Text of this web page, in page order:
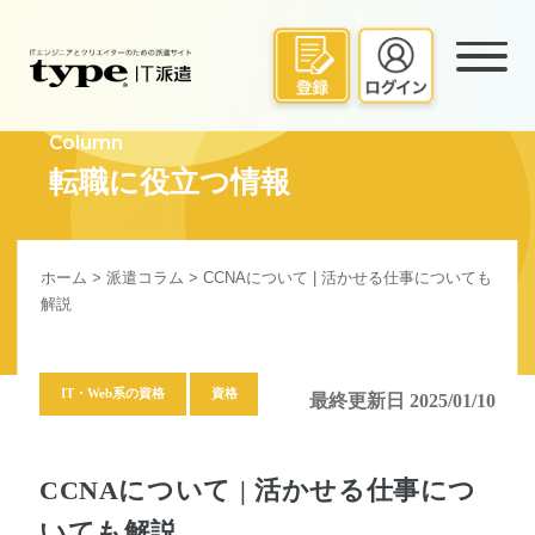
Column
転職に役立つ情報
ホーム >派遣コラム > CCNAについて | 活かせる仕事についても
解説
IT・Web系の資格 資格 最終更新日 2025/01/10
CCNAについて | 活かせる仕事につ